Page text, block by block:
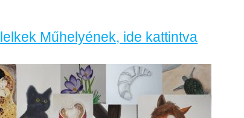
Műhelyének, ide kattintva